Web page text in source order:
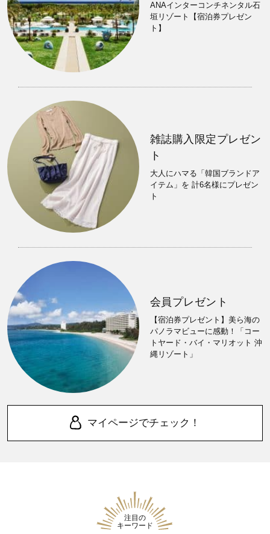
ANAインターコンチネンタル石
垣リゾート【宿泊券プレゼン
ト】
雑誌購入限定プレゼン
ト
大人にハマる「韓国ブランドア
イテム」を 計6名様にプレゼン
ト
会員プレゼント
【宿泊券プレゼント】美ら海の
パノラマビューに感動！「コー
トヤード・バイ・マリオット 沖
縄リゾート」
マイページでチェック！
注目の
キーワード